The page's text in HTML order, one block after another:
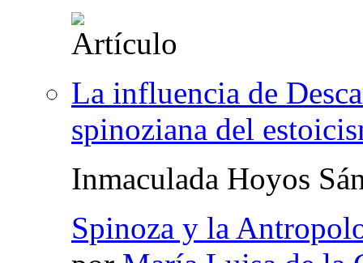
La influencia de
spinoziana del
Inmaculada Hoyos
Spinoza y la